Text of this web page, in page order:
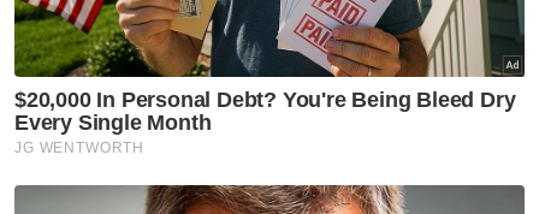
kos tinggi acara sukan di AS seperti NBA
Finals, selain menegaskan Piala Dunia
merupakan kejohanan lebih besar.
Isu harga tiket Piala Dunia 2026 telah menjadi
November lalu, dengan harga tiket final